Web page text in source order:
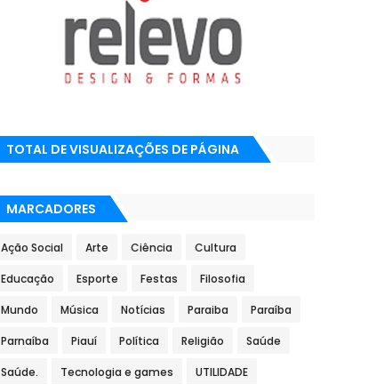
TOTAL DE VISUALIZAÇÕES DE PÁGINA
MARCADORES
Ação Social Arte Ciência Cultura
Educação Esporte Festas Filosofia
Mundo Música Notícias Paraiba Paraíba
Parnaíba Piauí Política Religião Saúde
Saúde. Tecnologia e games UTILIDADE